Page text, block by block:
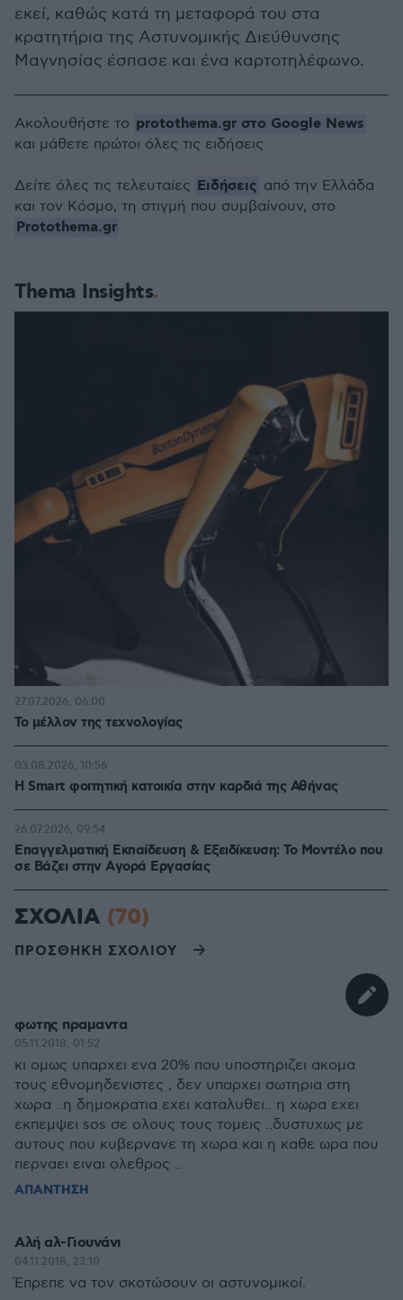
εκεί, καθώς κατά τη μεταφορά του στα
κρατητήρια της Αστυνομικής Διεύθυνσης
Μαγνησίας έσπασε και ένα καρτοτηλέφωνο.
Thema Insights
Το μέλλον της τεχνολογίας
27.07.2026, 06:00
Η Smart φοιτητική κατοικία στην καρδιά της Αθήνας
03.08.2026, 10:56
Επαγγελματική Εκπαίδευση & Εξειδίκευση: Το Mοντέλο που
σε Bάζει στην Aγορά Eργασίας
26.07.2026, 09:54
Ακολουθήστε το protothema.gr στο Google News
και μάθετε πρώτοι όλες τις ειδήσεις
Δείτε όλες τις τελευταίες Ειδήσεις από την Ελλάδα
και τον Κόσμο, τη στιγμή που συμβαίνουν, στο
Protothema.gr
ΣΧΟΛΙΑ (70)
ΠΡΟΣΘΗΚΗ ΣΧΟΛΙΟΥ
φωτης πραμαντα
05.11.2018, 01:52
κι ομως υπαρχει ενα 20% που υποστηριζει ακομα
τους εθνομηδενιστες , δεν υπαρχει σωτηρια στη
χωρα ..η δημοκρατια εχει καταλυθει.. η χωρα εχει
εκπεμψει sos σε ολους τους τομεις ..δυστυχως με
αυτους που κυβερνανε τη χωρα και η καθε ωρα που
περναει ειναι ολεθρος ..
ΑΠΑΝΤΗΣΗ
Αλή αλ-Γιουνάνι
04.11.2018, 23:10
Έπρεπε να τον σκοτώσουν οι αστυνομικοί.